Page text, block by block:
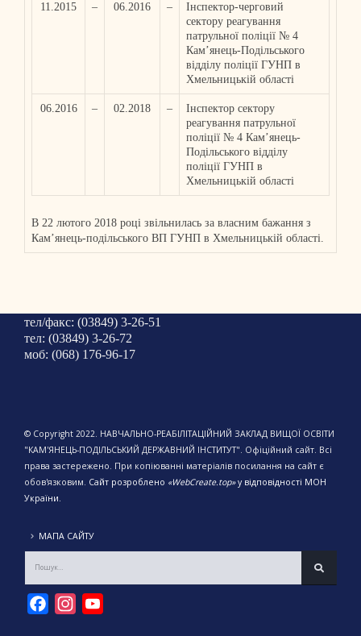
11.2015
– 06.2016 –
Інспектор-черговий
сектору реагування
патрульної поліції № 4
Кам’янець-Подільського
відділу поліції ГУНП в
Хмельницькій області
06.2016 – 02.2018 –
Інспектор сектору
реагування патрульної
поліції № 4 Кам’янець-
Подільського відділу
поліції ГУНП в
Хмельницькій області
В 22 лютого 2018 році звільнилась за власним бажання з
Кам’янець-подільського ВП ГУНП в Хмельницькій області.
тел/факс: (03849) 3-26-51
тел: (03849) 3-26-72
моб: (068) 176-96-17
© Copyright 2022. НАВЧАЛЬНО-РЕАБІЛІТАЦІЙНИЙ ЗАКЛАД ВИЩОЇ ОСВІТИ
"КАМ'ЯНЕЦЬ-ПОДІЛЬСЬКИЙ ДЕРЖАВНИЙ ІНСТИТУТ". Офіційний сайт. Всі
права застережено. При копіюванні матеріалів посилання на сайт є
обов'язковим. Сайт розроблено «WebCreate.top»у відповідності МОН
України.
МАПА САЙТУ
FacebookInstagram